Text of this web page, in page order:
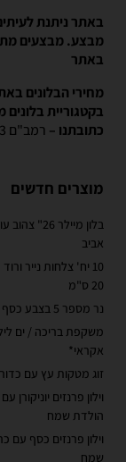
באתר ניתנת
מבצע. מבצעים
באתר
מחירי הבלונים
בקטגוריית בלונים
כתובתנו – רמב"ם 13 חדרה (הגעה בתיאום)
מוצרים חדשים
בלון מיילר
אביב
10 יח' צלחות נייר
20 ס"מ
נר מספר 5 בצבע כסף
משקפת בריכה / ים
אקראי*
זוג מטקות עץ עם כדור
וילון פרנזים יוניקורן
הולדת שמח
וילון פרנזים כסף עם
שמח